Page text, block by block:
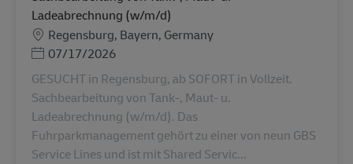
Ladeabrechnung (w/m/d)
Місцезнаходження
Regensburg, Bayern, Germany
Posted Date
07/17/2026
GESUCHT in Regensburg, ab SOFORT in Vollzeit.
Sachbearbeitung von Tank-, Maut- u.
Ladeabrechnung (w/m/d). Das
Fuhrparkmanagement gehört zu einer von neun GBS
Service Lines und ist mit Shared Servic...